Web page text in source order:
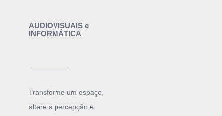
AUDIOVISUAIS e
INFORMÁTICA
Transforme um espaço,
altere a percepção e